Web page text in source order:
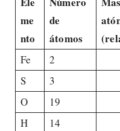
me
nto
de
átomos
Fe
2
S
3
O
19
H
14